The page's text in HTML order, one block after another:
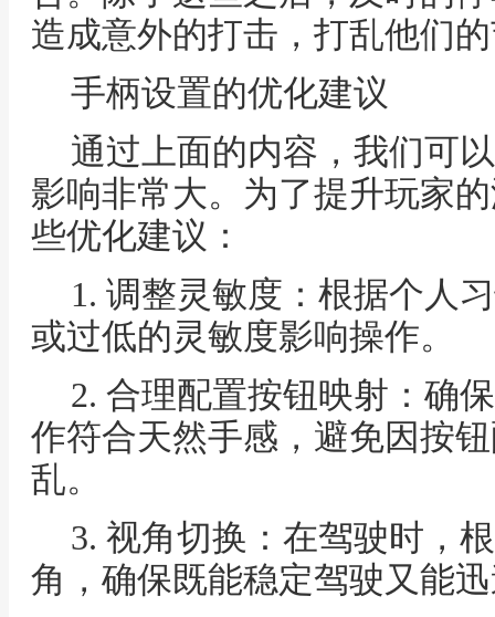
造成意外的打击，打乱他们
手柄设置的优化建议
通过上面的内容，我们可
影响非常大。为了提升玩家
些优化建议：
1. 调整灵敏度：根据个人
或过低的灵敏度影响操作。
2. 合理配置按钮映射：确
作符合天然手感，避免因按
乱。
3. 视角切换：在驾驶时，
角，确保既能稳定驾驶又能